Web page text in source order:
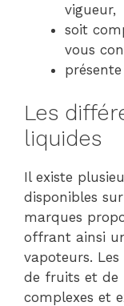
vigueur,
soit
vous
Les
liquides
Il existe
disponibles
marques
offrant ainsi
vapoteurs. Les
de fruits et de
complexes et